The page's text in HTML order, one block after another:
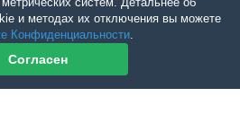
и методах их отключения вы можете
Конфиденциальности.
Согласен